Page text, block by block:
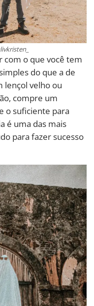
com o que você tem
do que a de
lençol velho ou
compre um
o suficiente para
é uma das mais
para fazer sucesso